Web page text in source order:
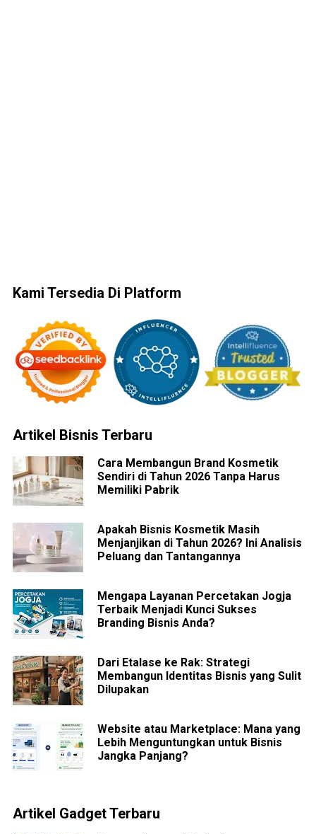
Kami Tersedia Di Platform
Artikel Bisnis Terbaru
Cara Membangun Brand Kosmetik
Sendiri di Tahun 2026 Tanpa Harus
Memiliki Pabrik
Apakah Bisnis Kosmetik Masih
Menjanjikan di Tahun 2026? Ini Analisis
Peluang dan Tantangannya
Mengapa Layanan Percetakan Jogja
Terbaik Menjadi Kunci Sukses
Branding Bisnis Anda?
Dari Etalase ke Rak: Strategi
Membangun Identitas Bisnis yang Sulit
Dilupakan
Website atau Marketplace: Mana yang
Lebih Menguntungkan untuk Bisnis
Jangka Panjang?
Artikel Gadget Terbaru